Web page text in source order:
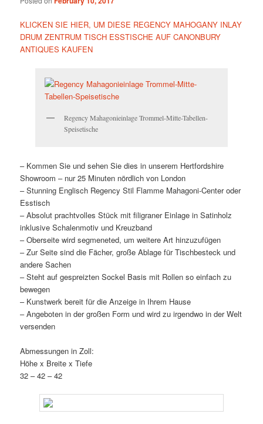
KLICKEN SIE HIER, UM DIESE REGENCY MAHOGANY INLAY
DRUM ZENTRUM TISCH ESSTISCHE AUF CANONBURY
ANTIQUES KAUFEN
Regency Mahagonieinlage Trommel-Mitte-Tabellen-
Speisetische
– Kommen Sie und sehen Sie dies in unserem Hertfordshire
Showroom – nur 25 Minuten nördlich von London
– Stunning Englisch Regency Stil Flamme Mahagoni-Center oder
Esstisch
– Absolut prachtvolles Stück mit filigraner Einlage in Satinholz
inklusive Schalenmotiv und Kreuzband
– Oberseite wird segmeneted, um weitere Art hinzuzufügen
– Zur Seite sind die Fächer, große Ablage für Tischbesteck und
andere Sachen
– Steht auf gespreizten Sockel Basis mit Rollen so einfach zu
bewegen
– Kunstwerk bereit für die Anzeige in Ihrem Hause
– Angeboten in der großen Form und wird zu irgendwo in der Welt
versenden
Abmessungen in Zoll:
Höhe x Breite x Tiefe
32 – 42 – 42